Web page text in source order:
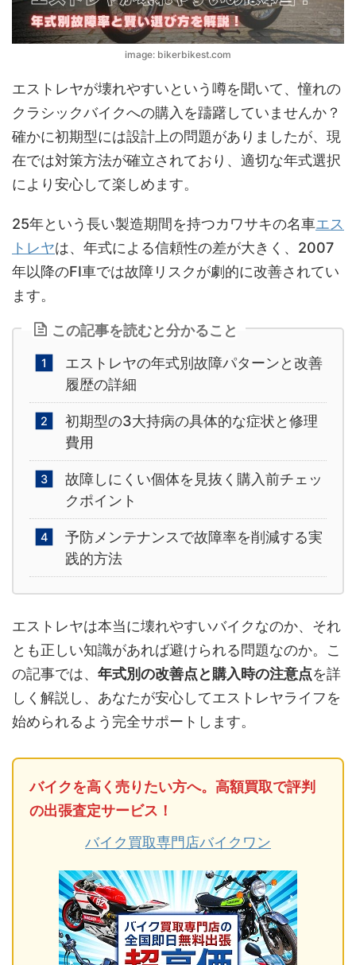
image: bikerbikest.com
エストレヤが壊れやすいという噂を聞いて、憧れの
クラシックバイクへの購入を躊躇していませんか？
確かに初期型には設計上の問題がありましたが、現
在では対策方法が確立されており、適切な年式選択
により安心して楽しめます。
25年という長い製造期間を持つカワサキの名車エス
トレヤは、年式による信頼性の差が大きく、2007
年以降のFI車では故障リスクが劇的に改善されてい
ます。
この記事を読むと分かること
エストレヤの年式別故障パターンと改善
履歴の詳細
初期型の3大持病の具体的な症状と修理
費用
故障しにくい個体を見抜く購入前チェッ
クポイント
予防メンテナンスで故障率を削減する実
践的方法
エストレヤは本当に壊れやすいバイクなのか、それ
とも正しい知識があれば避けられる問題なのか。こ
の記事では、 年式別の改善点と購入時の注意点を詳
しく解説し、あなたが安心してエストレヤライフを
始められるよう完全サポートします。
バイクを高く売りたい方へ。高額買取で評判
の出張査定サービス！
バイク買取専門店バイクワン